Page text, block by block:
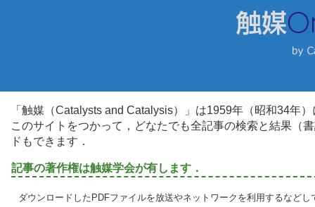
「触媒（Catalysts and Catalysis）」は1959年（昭和34年
このサイトをつかって，どなたでも全記事の検索と結果（
ドもできます．
記事の著作権は触媒学会が有します．
ダウンロードしたPDFファイルを放送やネットワークを利用するなど